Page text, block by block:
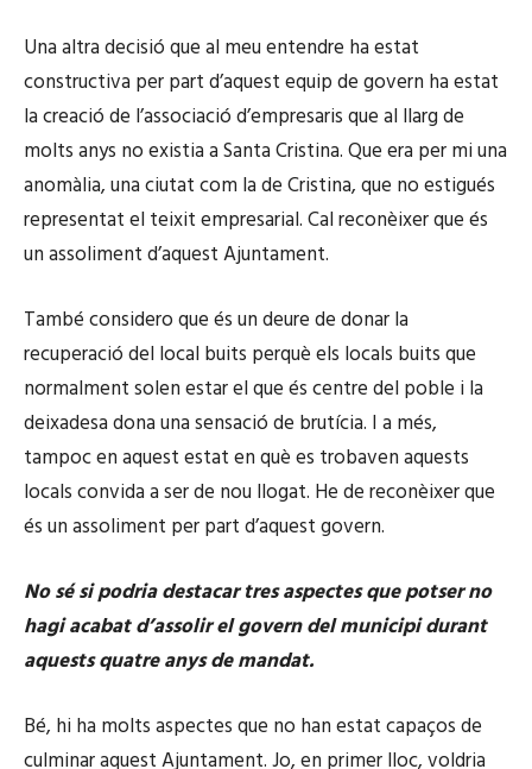
Una altra decisió que al meu entendre ha estat
constructiva per part d’aquest equip de govern ha estat
la creació de l’associació d’empresaris que al llarg de
molts anys no existia a Santa Cristina. Que era per mi una
anomàlia, una ciutat com la de Cristina, que no estigués
representat el teixit empresarial. Cal reconèixer que és
un assoliment d’aquest Ajuntament.
També considero que és un deure de donar la
recuperació del local buits perquè els locals buits que
normalment solen estar el que és centre del poble i la
deixadesa dona una sensació de brutícia. I a més,
tampoc en aquest estat en què es trobaven aquests
locals convida a ser de nou llogat. He de reconèixer que
és un assoliment per part d’aquest govern.
No sé si podria destacar tres aspectes que potser no
hagi acabat d’assolir el govern del municipi durant
aquests quatre anys de mandat.
Bé, hi ha molts aspectes que no han estat capaços de
culminar aquest Ajuntament. Jo, en primer lloc, voldria